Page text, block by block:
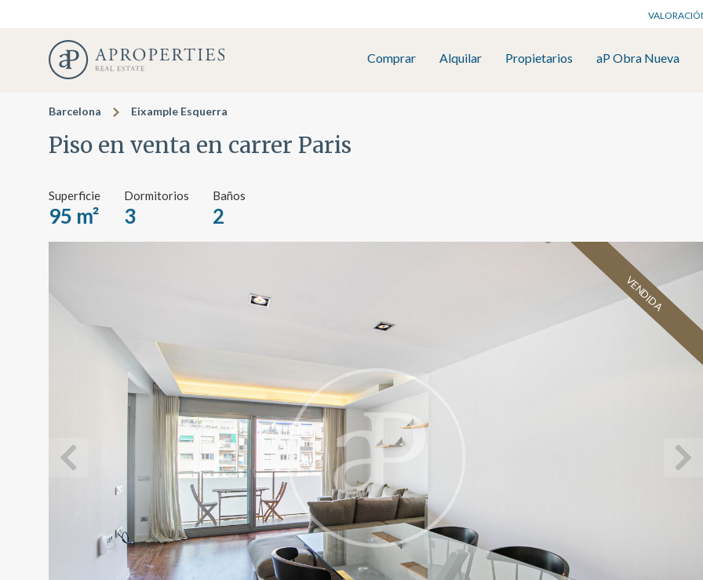
Comprar Alquilar Propietarios aP Obra Nueva
Barcelona Eixample Esquerra
Piso en venta en carrer Paris
Superficie
95 m²
Dormitorios
3
Baños
2
VENDIDA
Modificar cookies